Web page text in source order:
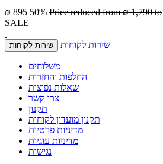
₪ 895 50% Price reduced from₪ 1,790 to
SALE
שירות לקוחות שירות לקוחות
משלוחים
החלפות והחזרות
שאלות נפוצות
צרו קשר
תקנון
תקנון מועדון לקוחות
מדיניות פרטיות
מדיניות עוגיות
נגישות